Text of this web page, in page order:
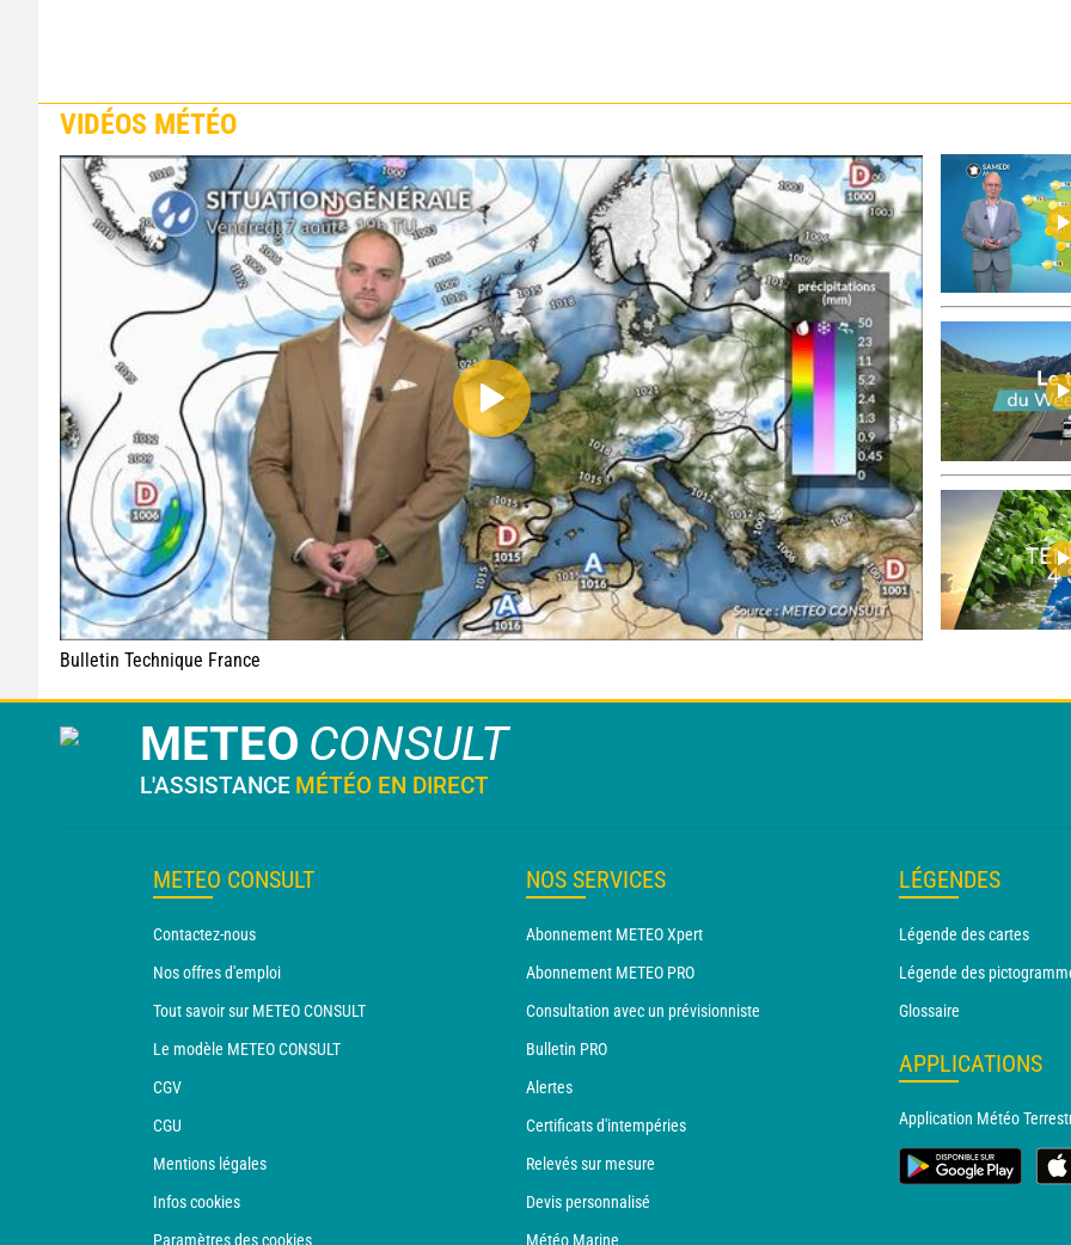
VIDÉOS MÉTÉO
Bulletin Technique France
METEO CONSULT
L'ASSISTANCE MÉTÉO EN DIRECT
METEO CONSULT
Contactez-nous
Nos offres d'emploi
Tout savoir sur METEO CONSULT
Le modèle METEO CONSULT
CGV
CGU
Mentions légales
Infos cookies
Paramètres des cookies
NOS SERVICES
Abonnement METEO Xpert
Abonnement METEO PRO
Consultation avec un prévisionniste
Bulletin PRO
Alertes
Certificats d'intempéries
Relevés sur mesure
Devis personnalisé
Météo Marine
LÉGENDES
Légende des cartes
Légende des
Glossaire
APPLICATIONS
Application Météo